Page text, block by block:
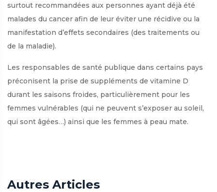
surtout recommandées aux personnes ayant déjà été
malades du cancer afin de leur éviter une récidive ou la
manifestation d’effets secondaires (des traitements ou
de la maladie).
Les responsables de santé publique dans certains pays
préconisent la prise de suppléments de vitamine D
durant les saisons froides, particulièrement pour les
femmes vulnérables (qui ne peuvent s’exposer au soleil,
qui sont âgées…) ainsi que les femmes à peau mate.
Autres Articles